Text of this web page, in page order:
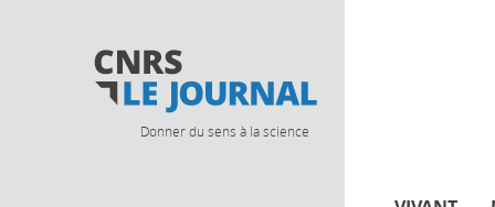
Donner du sens à la science